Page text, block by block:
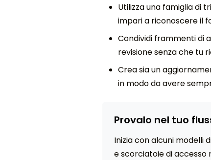
Utilizza una famiglia di
impari a riconoscere il
Condividi frammenti di
revisione senza che tu
Crea sia un
in modo da avere
Provalo nel tuo
Inizia con alcuni modelli
e scorciatoie di accesso